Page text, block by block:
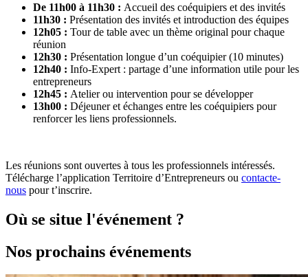
De 11h00 à 11h30 : Accueil des coéquipiers et des invités
11h30 : Présentation des invités et introduction des équipes
12h05 : Tour de table avec un thème original pour chaque
réunion
12h30 : Présentation longue d’un coéquipier (10 minutes)
12h40 : Info-Expert : partage d’une information utile pour les
entrepreneurs
12h45 : Atelier ou intervention pour se développer
13h00 : Déjeuner et échanges entre les coéquipiers pour
renforcer les liens professionnels.
Les réunions sont ouvertes à tous les professionnels intéressés.
Télécharge l’application Territoire d’Entrepreneurs ou contacte-
nous pour t’inscrire.
Où se situe l'événement ?
Nos prochains événements